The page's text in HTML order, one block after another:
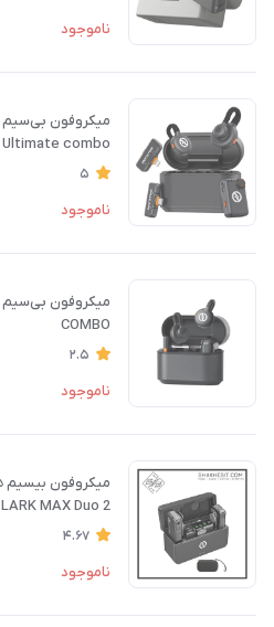
ناموجود
Ultimate combo
5
ناموجود
COMBO
2.5
ناموجود
LARK MAX Duo 2
4.67
ناموجود